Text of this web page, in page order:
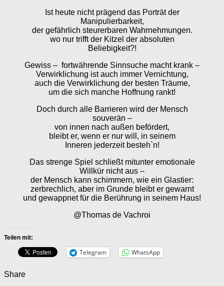
Ist heute nicht prägend das Porträt der
Manipulierbarkeit,
der gefährlich steurerbaren Wahrnehmungen.
wo nur trifft der Kitzel der absoluten
Beliebigkeit?!
Gewiss – fortwährende Sinnsuche macht krank –
Verwirklichung ist auch immer Vernichtung,
auch die Verwirklichung der besten Träume,
um die sich manche Hoffnung rankt!
Doch durch alle Barrieren wird der Mensch
souverän –
von innen nach außen befördert,
bleibt er, wenn er nur will, in seinem
Inneren jederzeit besteh`n!
Das strenge Spiel schließt mitunter emotionale
Willkür nicht aus –
der Mensch kann schimmern, wie ein Glastier:
zerbrechlich, aber im Grunde bleibt er gewarnt
und gewappnet für die Berührung in seinem Haus!
@Thomas de Vachroi
Teilen mit:
Telegram WhatsApp
Share